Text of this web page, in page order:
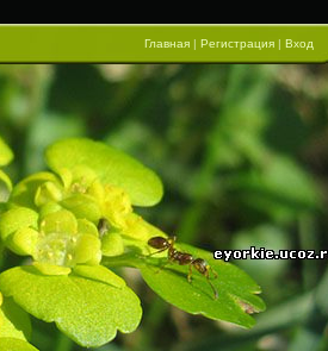
Главная | Регистрация | Вход